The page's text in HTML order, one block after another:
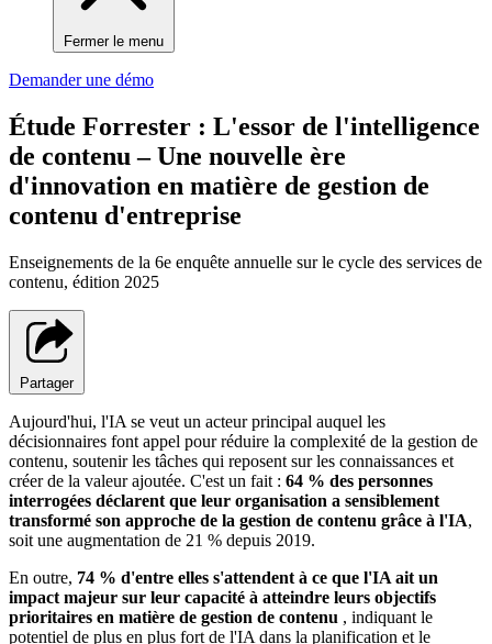
Fermer le menu
Demander une démo
Étude Forrester : L'essor de l'intelligence
de contenu – Une nouvelle ère
d'innovation en matière de gestion de
contenu d'entreprise
Enseignements de la 6e enquête annuelle sur le cycle des services de
contenu, édition 2025
Partager
Aujourd'hui, l'IA se veut un acteur principal auquel les
décisionnaires font appel pour réduire la complexité de la gestion de
contenu, soutenir les tâches qui reposent sur les connaissances et
créer de la valeur ajoutée. C'est un fait : 64 % des personnes
interrogées déclarent que leur organisation a sensiblement
transformé son approche de la gestion de contenu grâce à l'IA,
soit une augmentation de 21 % depuis 2019.
En outre, 74 % d'entre elles s'attendent à ce que l'IA ait un
impact majeur sur leur capacité à atteindre leurs objectifs
prioritaires en matière de gestion de contenu , indiquant le
potentiel de plus en plus fort de l'IA dans la planification et le